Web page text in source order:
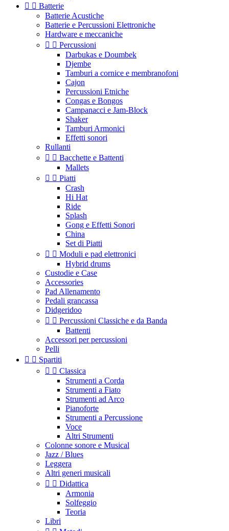
  Batterie
Batterie Acustiche
Batterie e Percussioni Elettroniche
Hardware e meccaniche
  Percussioni
Darbukas e Doumbek
Djembe
Tamburi a cornice e membranofoni
Cajon
Percussioni Etniche
Congas e Bongos
Campanacci e Jam-Block
Shaker
Tamburi Armonici
Effetti sonori
Rullanti
  Bacchette e Battenti
Mallets
  Piatti
Crash
Hi Hat
Ride
Splash
Gong e Effetti Sonori
China
Set di Piatti
  Moduli e pad elettronici
Hybrid drums
Custodie e Case
Accessories
Pad Allenamento
Pedali grancassa
Didgeridoo
  Percussioni Classiche e da Banda
Battenti
Accessori per percussioni
Pelli
  Spartiti
  Classica
Strumenti a Corda
Strumenti a Fiato
Strumenti ad Arco
Pianoforte
Strumenti a Percussione
Voce
Altri Strumenti
Colonne sonore e Musical
Jazz / Blues
Leggera
Altri generi musicali
  Didattica
Armonia
Solfeggio
Teoria
Libri